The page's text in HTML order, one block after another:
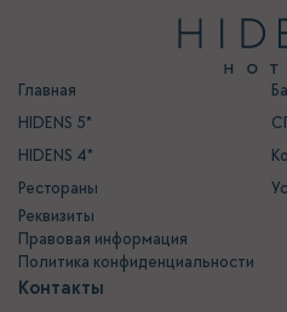
Главная
HIDENS 5
HIDENS 4
Рестораны
Реквизиты
Правовая информация
Политика конфиденциальности
Контакты